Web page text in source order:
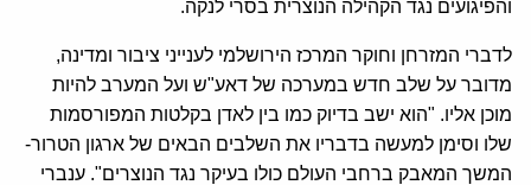
והפיגועים נגד הקהילה הנוצרית בסרי לנקה.
לדברי המזרחן וחוקר המרכז הירושלמי לענייני ציבור ומדינה,
מדובר על שלב חדש במערכה של דאע"ש ועל המערב להיות
מוכן אליו. "הוא ישב בדיוק כמו בין לאדן בקלטות המפורסמות
שלו וסימן למעשה בדבריו את השלבים הבאים של ארגון הטרור-
המשך המאבק ברחבי העולם כולו בעיקר נגד הנוצרים". ענברי